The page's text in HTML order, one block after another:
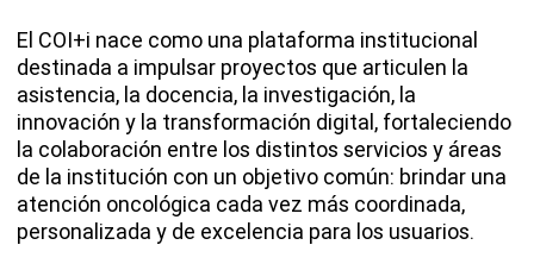
El COI+i nace como una plataforma institucional
destinada a impulsar proyectos que articulen la
asistencia, la docencia, la investigación, la
innovación y la transformación digital, fortaleciendo
la colaboración entre los distintos servicios y áreas
de la institución con un objetivo común: brindar una
atención oncológica cada vez más coordinada,
personalizada y de excelencia para los usuarios.